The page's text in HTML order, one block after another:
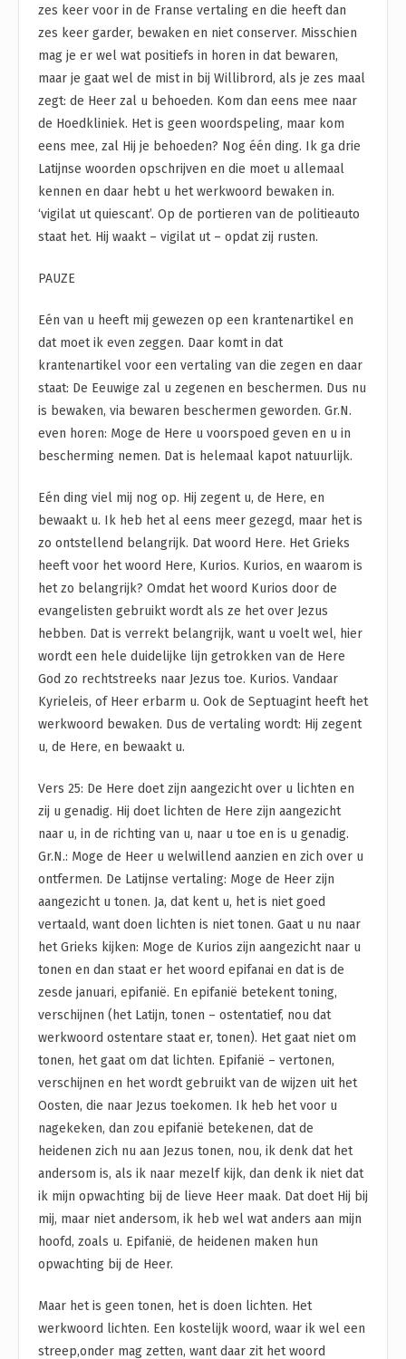
zes keer voor in de Franse vertaling en die heeft dan
zes keer garder, bewaken en niet conserver. Misschien
mag je er wel wat positiefs in horen in dat bewaren,
maar je gaat wel de mist in bij Willibrord, als je zes maal
zegt: de Heer zal u behoeden. Kom dan eens mee naar
de Hoedkliniek. Het is geen woordspeling, maar kom
eens mee, zal Hij je behoeden? Nog één ding. Ik ga drie
Latijnse woorden opschrijven en die moet u allemaal
kennen en daar hebt u het werkwoord bewaken in.
‘vigilat ut quiescant’. Op de portieren van de politieauto
staat het. Hij waakt – vigilat ut – opdat zij rusten.
PAUZE
Eén van u heeft mij gewezen op een krantenartikel en
dat moet ik even zeggen. Daar komt in dat
krantenartikel voor een vertaling van die zegen en daar
staat: De Eeuwige zal u zegenen en beschermen. Dus nu
is bewaken, via bewaren beschermen geworden. Gr.N.
even horen: Moge de Here u voorspoed geven en u in
bescherming nemen. Dat is helemaal kapot natuurlijk.
Eén ding viel mij nog op. Hij zegent u, de Here, en
bewaakt u. Ik heb het al eens meer gezegd, maar het is
zo ontstellend belangrijk. Dat woord Here. Het Grieks
heeft voor het woord Here, Kurios. Kurios, en waarom is
het zo belangrijk? Omdat het woord Kurios door de
evangelisten gebruikt wordt als ze het over Jezus
hebben. Dat is verrekt belangrijk, want u voelt wel, hier
wordt een hele duidelijke lijn getrokken van de Here
God zo rechtstreeks naar Jezus toe. Kurios. Vandaar
Kyrieleis, of Heer erbarm u. Ook de Septuagint heeft het
werkwoord bewaken. Dus de vertaling wordt: Hij zegent
u, de Here, en bewaakt u.
Vers 25: De Here doet zijn aangezicht over u lichten en
zij u genadig. Hij doet lichten de Here zijn aangezicht
naar u, in de richting van u, naar u toe en is u genadig.
Gr.N.: Moge de Heer u welwillend aanzien en zich over u
ontfermen. De Latijnse vertaling: Moge de Heer zijn
aangezicht u tonen. Ja, dat kent u, het is niet goed
vertaald, want doen lichten is niet tonen. Gaat u nu naar
het Grieks kijken: Moge de Kurios zijn aangezicht naar u
tonen en dan staat er het woord epifanai en dat is de
zesde januari, epifanië. En epifanië betekent toning,
verschijnen (het Latijn, tonen – ostentatief, nou dat
werkwoord ostentare staat er, tonen). Het gaat niet om
tonen, het gaat om dat lichten. Epifanië – vertonen,
verschijnen en het wordt gebruikt van de wijzen uit het
Oosten, die naar Jezus toekomen. Ik heb het voor u
nagekeken, dan zou epifanië betekenen, dat de
heidenen zich nu aan Jezus tonen, nou, ik denk dat het
andersom is, als ik naar mezelf kijk, dan denk ik niet dat
ik mijn opwachting bij de lieve Heer maak. Dat doet Hij bij
mij, maar niet andersom, ik heb wel wat anders aan mijn
hoofd, zoals u. Epifanië, de heidenen maken hun
opwachting bij de Heer.
Maar het is geen tonen, het is doen lichten. Het
werkwoord lichten. Een kostelijk woord, waar ik wel een
streep,onder mag zetten, want daar zit het woord